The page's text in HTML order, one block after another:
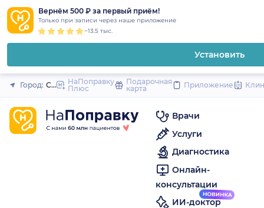
Вернём 500 ₽ за первый приём!
Только при записи через наше приложение
~13.5 тыс.
Установить
Закрыть
Город: Санкт-Петербург
НаПоправку
Плюс
Подарочная
карта
Приложение
Врачи
Услуги
Диагностика
Онлайн-
консультации
ИИ-доктор